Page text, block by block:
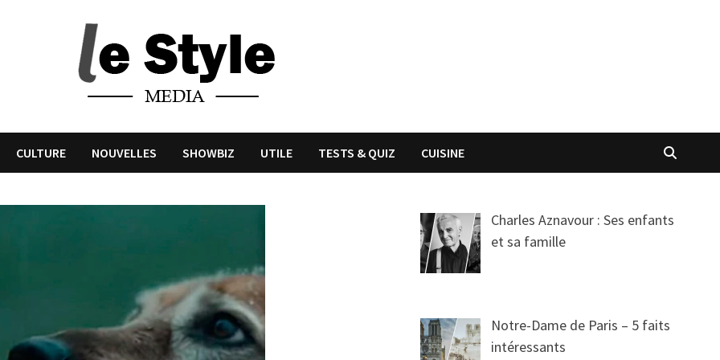
CULTURE NOUVELLES SHOWBIZ UTILE TESTS & QUIZ CUISINE
Charles Aznavour : Ses enfants
et sa famille
Notre-Dame de Paris – 5 faits
intéressants